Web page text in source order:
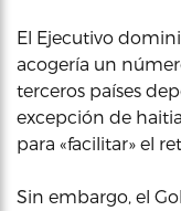
El Ejecutivo
acogería un
terceros países
excepción de
para «facilitar» el
Sin embargo, el